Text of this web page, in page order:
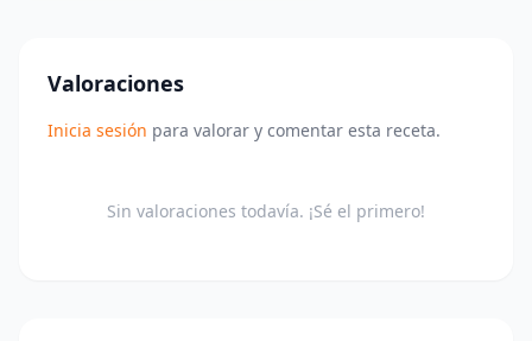
Valoraciones
Inicia sesión para valorar y comentar esta receta.
Sin valoraciones todavía. ¡Sé el primero!